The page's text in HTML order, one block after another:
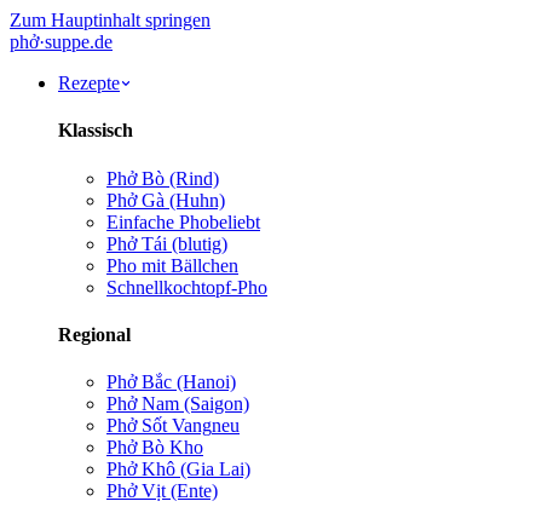
Zum Hauptinhalt springen
phở·suppe.de
Rezepte
Klassisch
Phở Bò (Rind)
Phở Gà (Huhn)
Einfache Phobeliebt
Phở Tái (blutig)
Pho mit Bällchen
Schnellkochtopf-Pho
Regional
Phở Bắc (Hanoi)
Phở Nam (Saigon)
Phở Sốt Vangneu
Phở Bò Kho
Phở Khô (Gia Lai)
Phở Vịt (Ente)